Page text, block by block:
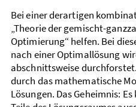
Bei einer derartigen
„Theorie der gemischt-
Optimierung“ helfen. Bei
nach einer Optimal­lösung
abschnitts­weise
durch das mathematische
Lösungen. Das Geheimnis: